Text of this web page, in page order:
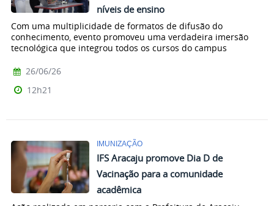
níveis de ensino
Com uma multiplicidade de formatos de difusão do
conhecimento, evento promoveu uma verdadeira imersão
tecnológica que integrou todos os cursos do campus
26/06/26
12h21
IMUNIZAÇÃO
IFS Aracaju promove Dia D de
Vacinação para a comunidade
acadêmica